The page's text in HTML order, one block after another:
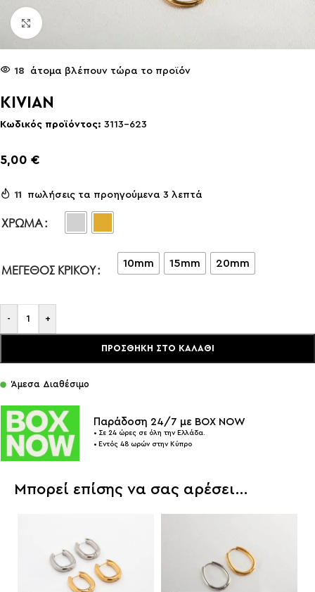
18 άτομα βλέπουν τώρα το προϊόν
KIVIAN
Κωδικός προϊόντος: 3113-623
5,00 €
11 πωλήσεις τα προηγούμενα 3 λεπτά
ΧΡΏΜΑ
ΜΕΓΕΘΟΣ ΚΡΙΚΟΥ 10mm 15mm 20mm
- +
ΠΡΟΣΘΉΚΗ ΣΤΟ ΚΑΛΆΘΙ
Άμεσα Διαθέσιμο
Παράδοση 24/7 με BOX NOW
• Σε 24 ώρες σε όλη την Ελλάδα.
• Εντός 48 ωρών στην Κύπρο
Μπορεί επίσης να σας αρέσει…